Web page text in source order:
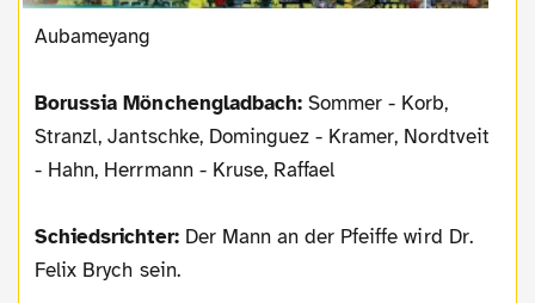
Aubameyang
Borussia Mönchengladbach:Sommer - Korb,
Stranzl, Jantschke, Dominguez - Kramer, Nordtveit
- Hahn, Herrmann - Kruse, Raffael
Schiedsrichter:Der Mann an der Pfeiffe wird Dr.
Felix Brych sein.